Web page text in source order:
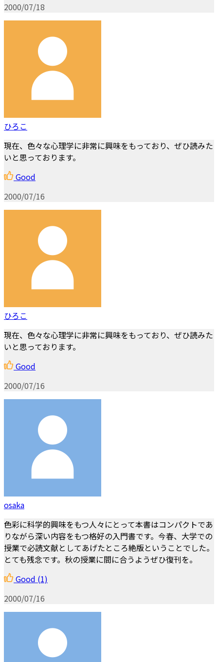
2000/07/18
ひろこ
現在、色々な心理学に非常に興味をもっており、ぜひ読みた
いと思っております。
Good
2000/07/16
ひろこ
現在、色々な心理学に非常に興味をもっており、ぜひ読みた
いと思っております。
Good
2000/07/16
osaka
色彩に科学的興味をもつ人々にとって本書はコンパクトであ
りながら深い内容をもつ格好の入門書です。今春、大学での
授業で必読文献としてあげたところ絶版ということでした。
とても残念です。秋の授業に間に合うようぜひ復刊を。
Good (1)
2000/07/16